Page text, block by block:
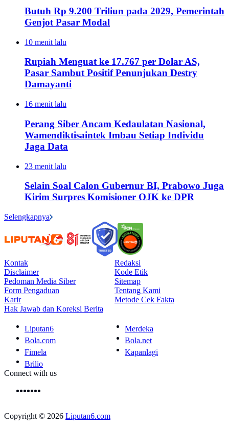
Butuh Rp 9.200 Triliun pada 2029, Pemerintah
Genjot Pasar Modal
10 menit lalu
Rupiah Menguat ke 17.767 per Dolar AS,
Pasar Sambut Positif Penunjukan Destry
Damayanti
16 menit lalu
Perang Siber Ancam Kedaulatan Nasional,
Wamendiktisaintek Imbau Setiap Individu
Jaga Data
23 menit lalu
Selain Soal Calon Gubernur BI, Prabowo Juga
Kirim Surpres Komisioner OJK ke DPR
Selengkapnya
Kontak
Redaksi
Disclaimer
Kode Etik
Pedoman Media Siber
Sitemap
Form Pengaduan
Tentang Kami
Karir
Metode Cek Fakta
Hak Jawab dan Koreksi Berita
Liputan6
Merdeka
Bola.com
Bola.net
Fimela
Kapanlagi
Brilio
Connect with us
Copyright © 2026 Liputan6.com